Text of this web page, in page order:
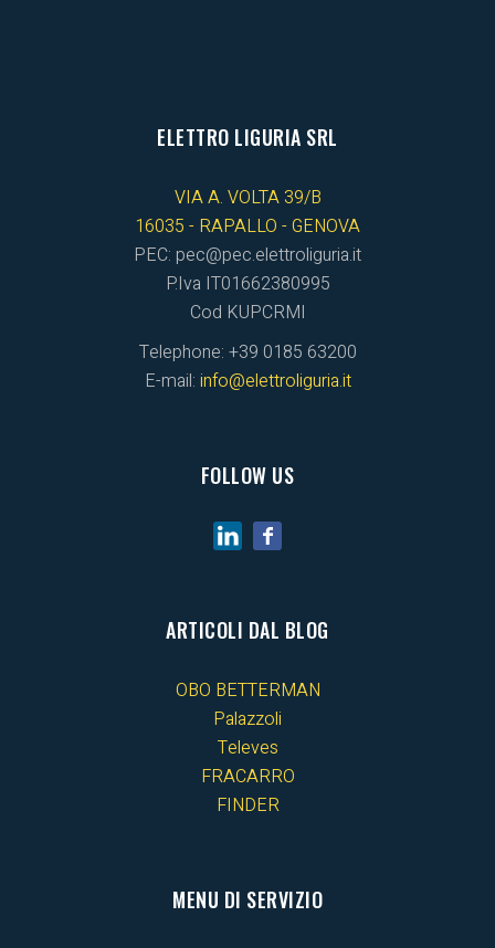
ELETTRO LIGURIA SRL
VIA A. VOLTA 39/B
16035 - RAPALLO - GENOVA
PEC: pec@pec.elettroliguria.it
P.Iva IT01662380995
Cod KUPCRMI
Telephone: +39 0185 63200
E-mail: info@elettroliguria.it
FOLLOW US
ARTICOLI DAL BLOG
OBO BETTERMAN
Palazzoli
Televes
FRACARRO
FINDER
MENU DI SERVIZIO